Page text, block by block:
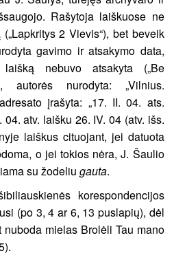
Rašytoja laiškuose ne
2 Vievis“), bet beveik
gavimo ir atsakymo data,
nebuvo atsakyta („Be
autorės nurodyta: „Vilnius.
įrašyta: „17. II. 04. ats.
atv. laišku 26. IV. 04 (atv. išs.
laiškus cituojant, jei datuota
o jei tokios nėra, J. Šaulio
su žodeliugauta.
korespondencijos
(po 3, 4 ar 6, 13 puslapių), dėl
nuboda mielas Brolėli Tau mano